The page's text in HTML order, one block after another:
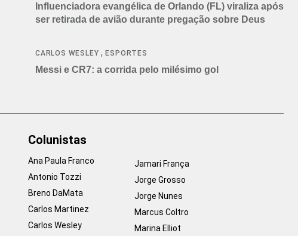
Influenciadora evangélica de Orlando (FL) viraliza após
ser retirada de avião durante pregação sobre Deus
CARLOS WESLEY ,ESPORTES
Messi e CR7: a corrida pelo milésimo gol
Colunistas
Ana Paula Franco
Antonio Tozzi
Breno DaMata
Carlos Martinez
Carlos Wesley
Jamari França
Jorge Grosso
Jorge Nunes
Marcus Coltro
Marina Elliot